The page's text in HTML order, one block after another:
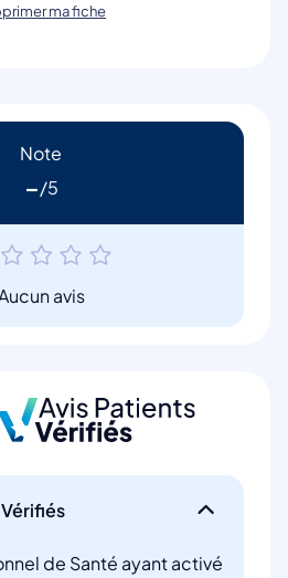
ma fiche
Note
-
avis
de Santé ayant activé